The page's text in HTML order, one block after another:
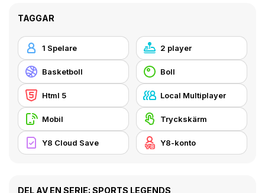
TAGGAR
1 Spelare 2 player
Basketboll Boll
Html 5 Local Multiplayer
Mobil Tryckskärm
Y8 Cloud Save Y8-konto
DEL AV EN SERIE: SPORTS LEGENDS